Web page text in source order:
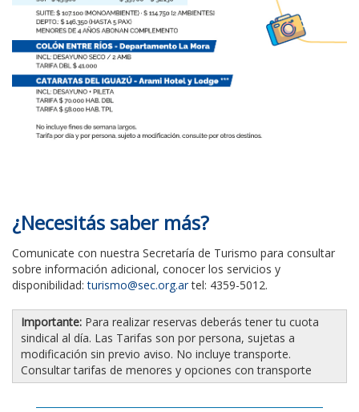
¿Necesitás saber más?
Comunicate con nuestra Secretaría de Turismo para consultar
sobre información adicional, conocer los servicios y
disponibilidad:turismo@sec.org.artel: 4359-5012.
Importante: Para realizar reservas deberás tener tu cuota
sindical al día. Las Tarifas son por persona, sujetas a
modificación sin previo aviso. No incluye transporte.
Consultar tarifas de menores y opciones con transporte